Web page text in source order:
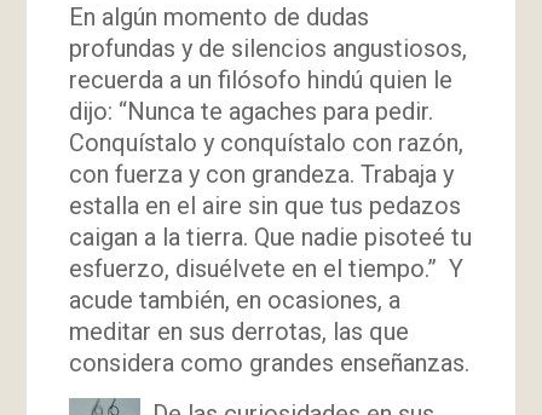
En algún momento de dudas
profundas y de silencios angustiosos,
recuerda a un filósofo hindú quien le
dijo: “Nunca te agaches para pedir.
Conquístalo y conquístalo con razón,
con fuerza y con grandeza. Trabaja y
estalla en el aire sin que tus pedazos
caigan a la tierra. Que nadie pisoteé tu
esfuerzo, disuélvete en el tiempo.” Y
acude también, en ocasiones, a
meditar en sus derrotas, las que
considera como grandes enseñanzas.